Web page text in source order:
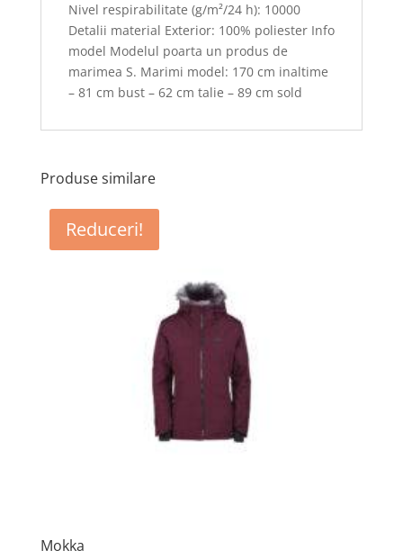
Nivel respirabilitate (g/m²/24 h): 10000
Detalii material Exterior: 100% poliester Info
model Modelul poarta un produs de
marimea S. Marimi model: 170 cm inaltime
– 81 cm bust – 62 cm talie – 89 cm sold
Produse similare
Reduceri!
Mokka